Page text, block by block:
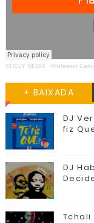
CHELY NEWS · Professor
+ BAIXADA
DJ
fiz
DJ